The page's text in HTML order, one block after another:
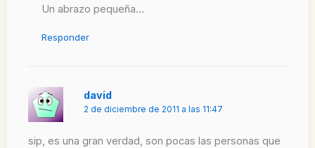
Un abrazo pequeña…
Responder
david
2 de diciembre de 2011 a las 11:47
sip, es una gran verdad, son pocas las personas que